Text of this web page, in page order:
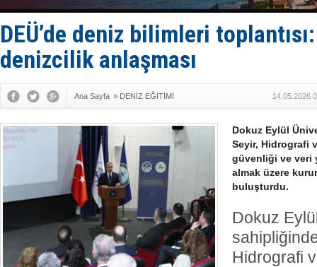
Limana
DEÜ’de deniz bilimleri
denizcilik anlaşması
Ana Sayfa » DENİZ EĞİTİMİ 14.05.2026
Dokuz Eylül
Seyir, Hidrografi
güvenliği ve veri
almak üzere
buluşturdu.
Dokuz
Hidrografi